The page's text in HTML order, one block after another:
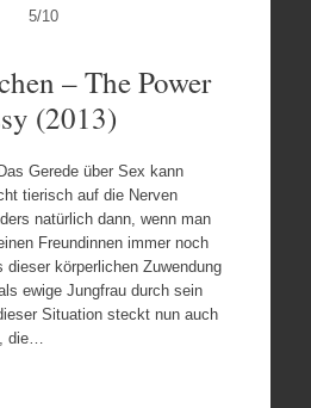
5/10
– The Power
(2013)
Gerede über Sex kann
tierisch auf die Nerven
natürlich dann, wenn man
Freundinnen immer noch
dieser körperlichen Zuwendung
ewige Jungfrau durch sein
Situation steckt nun auch
die…